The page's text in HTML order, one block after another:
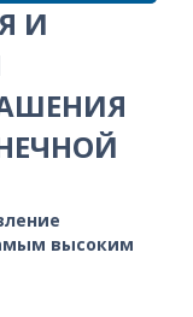
И
высоким